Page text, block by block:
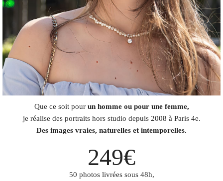
Que ce soit pour un homme ou pour une femme,
je réalise des portraits hors studio depuis 2008 à Paris 4e.
Des images vraies, naturelles et intemporelles.
249€
50 photos livrées sous 48h,